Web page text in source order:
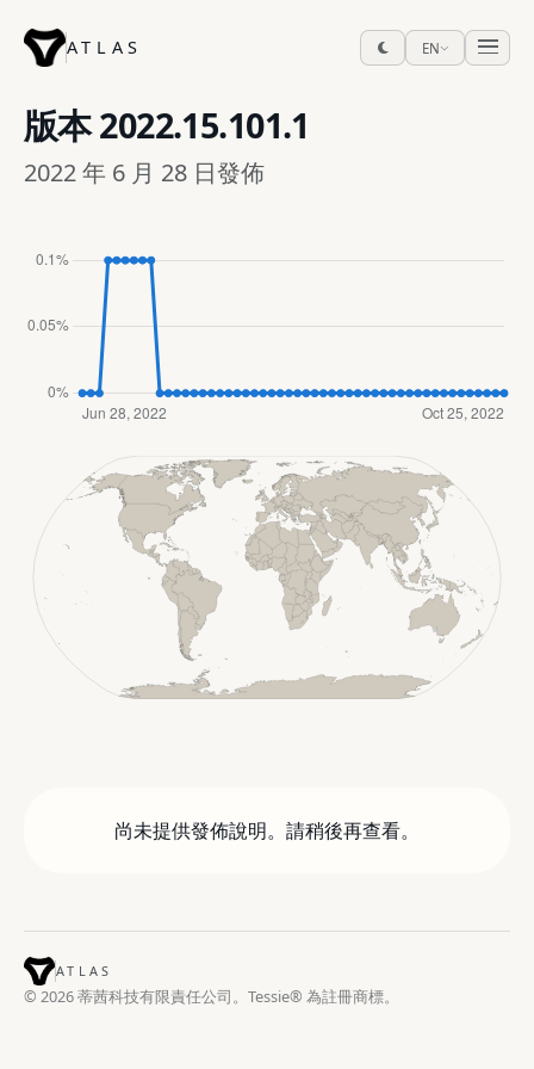
ATLAS EN
版本2022.15.101.1
2022 年 6 月 28 日發佈
尚未提供發佈說明。請稍後再查看。
ATLAS
© 2026 蒂茜科技有限責任公司。Tessie® 為註冊商標。